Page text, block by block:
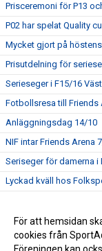
Prisceremoni för P13
P02 har spelat Quality
Mycket gjort på
Prisutdelning för
Serieseger i F15/16
Fotbollsresa till Friends
Anläggningsdag 14/10
NIF intar Friends Arena
Seriseger för damerna i
Lyckad kväll hos
Lyckad NIF-dag i år igen
NIF-dagen närmar sig
För att hemsidan
cookies från